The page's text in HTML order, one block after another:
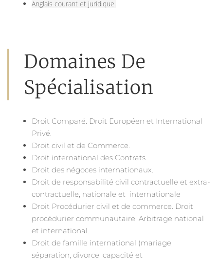
Anglais courant et juridique.
Domaines De
Spécialisation
Droit Comparé. Droit Européen et International
Privé.
Droit civil et de Commerce.
Droit international des Contrats.
Droit des négoces internationaux.
Droit de responsabilité civil contractuelle et extra-
contractuelle, nationale et internationale
Droit Procédurier civil et de commerce. Droit
procédurier communautaire. Arbitrage national
et international.
Droit de famille international (mariage,
séparation, divorce, capacité et